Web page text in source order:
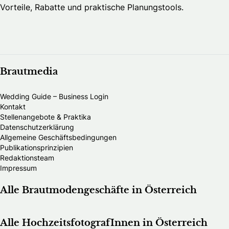
Vorteile, Rabatte und praktische Planungstools.
Brautmedia
Wedding Guide – Business Login
Kontakt
Stellenangebote & Praktika
Datenschutzerklärung
Allgemeine Geschäftsbedingungen
Publikationsprinzipien
Redaktionsteam
Impressum
Alle Brautmodengeschäfte in Österreich
Alle HochzeitsfotografInnen in Österreich